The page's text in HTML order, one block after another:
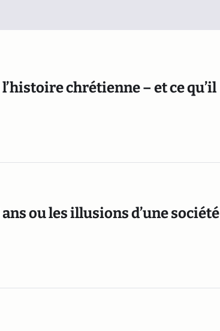
chrétienne – et ce qu’il
ou les illusions d’une société